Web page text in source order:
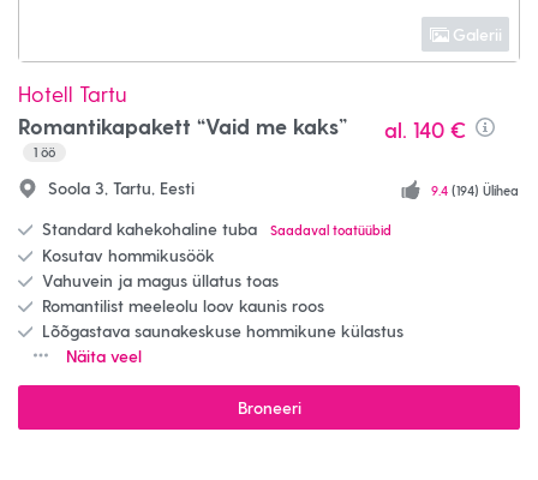
Galerii
Hotell Tartu
Romantikapakett “Vaid me kaks”
1 öö
al. 140 € Info
Soola 3, Tartu, Eesti 9.4 (194) Ülihea
Standard kahekohaline tuba Saadaval toatüübid
Kosutav hommikusöök
Vahuvein ja magus üllatus toas
Romantilist meeleolu loov kaunis roos
Lõõgastava saunakeskuse hommikune külastus
Näita veel
Broneeri